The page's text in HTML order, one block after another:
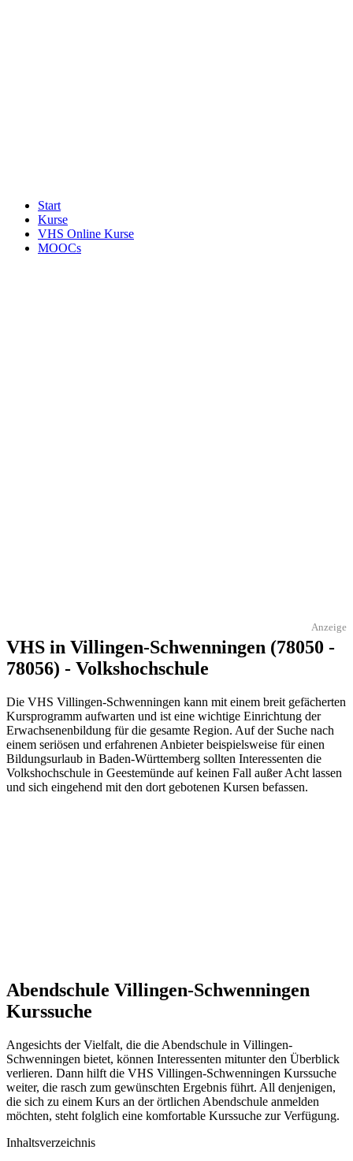
Start
Kurse
VHS Online Kurse
MOOCs
Anzeige
VHS in Villingen-Schwenningen (78050 -
78056) - Volkshochschule
Die VHS Villingen-Schwenningen kann mit einem breit gefächerten
Kursprogramm aufwarten und ist eine wichtige Einrichtung der
Erwachsenenbildung für die gesamte Region. Auf der Suche nach
einem seriösen und erfahrenen Anbieter beispielsweise für einen
Bildungsurlaub in Baden-Württemberg sollten Interessenten die
Volkshochschule in Geestemünde auf keinen Fall außer Acht lassen
und sich eingehend mit den dort gebotenen Kursen befassen.
Abendschule Villingen-Schwenningen
Kurssuche
Angesichts der Vielfalt, die die Abendschule in Villingen-
Schwenningen bietet, können Interessenten mitunter den Überblick
verlieren. Dann hilft die VHS Villingen-Schwenningen Kurssuche
weiter, die rasch zum gewünschten Ergebnis führt. All denjenigen,
die sich zu einem Kurs an der örtlichen Abendschule anmelden
möchten, steht folglich eine komfortable Kurssuche zur Verfügung.
Inhaltsverzeichnis